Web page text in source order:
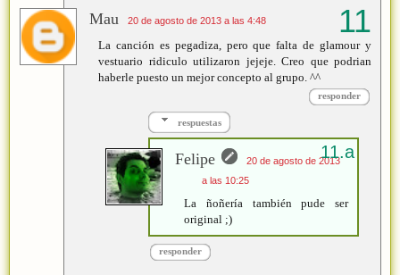
Mau 20 de agosto de 2013 a las 4:48
La canción es pegadiza, pero que falta de glamour y
vestuario ridiculo utilizaron jejeje. Creo que podrian
haberle puesto un mejor concepto al grupo. ^^
responder
respuestas
Felipe
20 de agosto de 2013
a las 10:25
La ñoñería también pude ser
original ;)
responder